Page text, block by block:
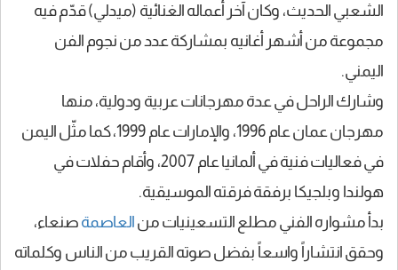
الشعبي الحديث، وكان آخر أعماله الغنائية (ميدلي) قدّم فيه
مجموعة من أشهر أغانيه بمشاركة عدد من نجوم الفن
اليمني.
وشارك الراحل في عدة مهرجانات عربية ودولية، منها
مهرجان عمان عام 1996، والإمارات عام 1999، كما مثّل اليمن
في فعاليات فنية في ألمانيا عام 2007، وأقام حفلات في
هولندا وبلجيكا برفقة فرقته الموسيقية.
بدأ مشواره الفني مطلع التسعينيات من العاصمة صنعاء،
وحقق انتشاراً واسعاً بفضل صوته القريب من الناس وكلماته